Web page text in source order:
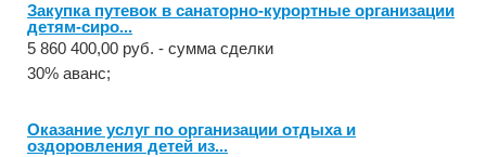
Закупка путевок в санаторно-курортные организации
детям-сиро...
5 860 400,00 руб. - сумма сделки
30% аванс;
Оказание услуг по организации отдыха и
оздоровления детей из...